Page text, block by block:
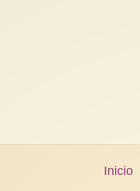
Inicio